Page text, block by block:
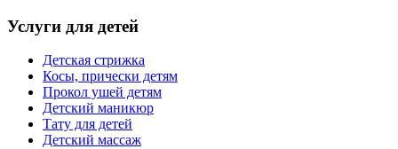
Услуги для детей
Детская стрижка
Косы, прически детям
Прокол ушей детям
Детский маникюр
Тату для детей
Детский массаж